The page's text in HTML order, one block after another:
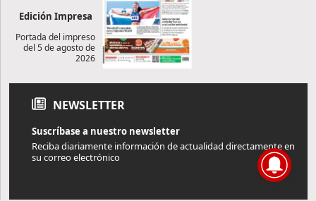
Edición Impresa
Portada del impreso
del 5 de agosto de
2026
NEWSLETTER
Suscríbase a nuestro newsletter
Reciba diariamente información de actualidad directamente en
su correo electrónico